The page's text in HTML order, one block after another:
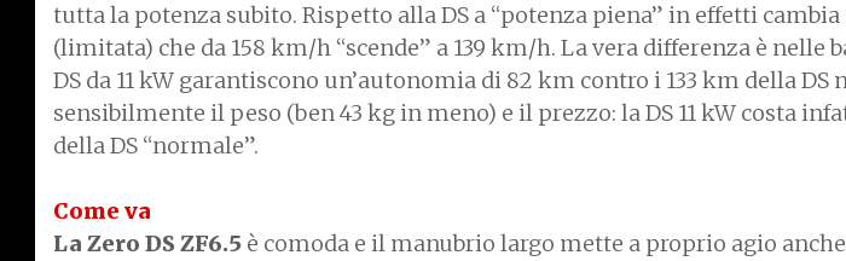
tutta la potenza subito. Rispetto alla DS a “potenza piena” in effetti
(limitata) che da 158 km/h “scende” a 139 km/h. La vera differenza è nelle
DS da 11 kW garantiscono un’autonomia di 82 km contro i 133 km della
sensibilmente il peso (ben 43 kg in meno) e il prezzo: la DS 11 kW costa
della DS “normale”.
Come va
La Zero DS ZF6.5 è comoda e il manubrio largo mette a proprio agio